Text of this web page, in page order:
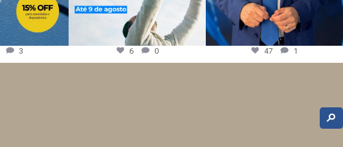
3 6 0 47 1